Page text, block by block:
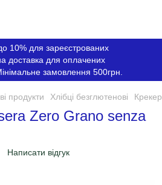
10% для зареєстрованих
доставка для оплачених
замовлення 500грн.
продукти Хлібці безглютенові
Zero Grano senza
Написати відгук